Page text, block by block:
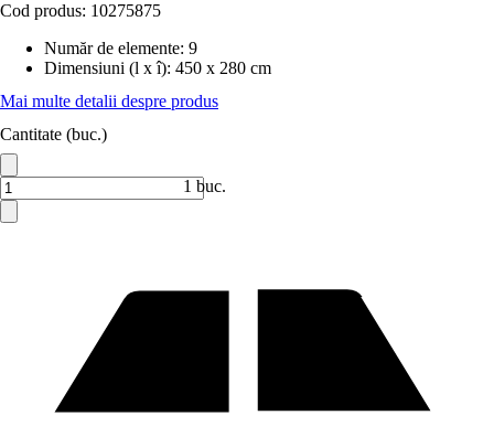
Cod produs: 10275875
Număr de elemente: 9
Dimensiuni (l x î): 450 x 280 cm
Mai multe detalii despre produs
Cantitate (buc.)
1 buc.